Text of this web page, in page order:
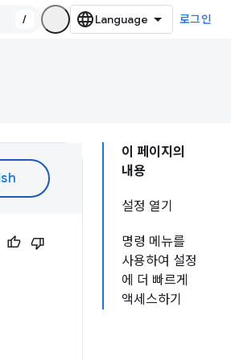
/ 로그인
이 페이지의
내용
설정 열기
명령 메뉴를
사용하여 설정
에 더 빠르게
액세스하기